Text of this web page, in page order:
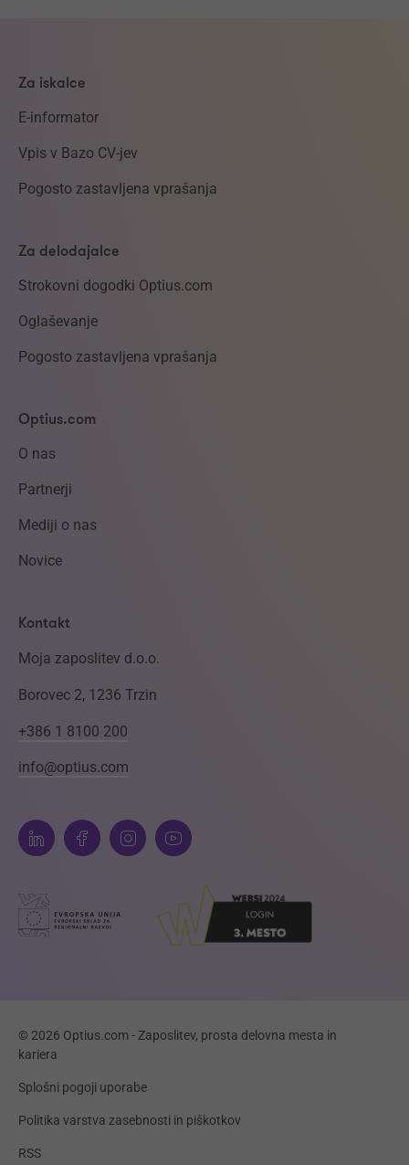
Za iskalce
E-informator
Vpis v Bazo CV-jev
Pogosto zastavljena vprašanja
Za delodajalce
Strokovni dogodki Optius.com
Oglaševanje
Pogosto zastavljena vprašanja
Optius.com
O nas
Partnerji
Mediji o nas
Novice
Kontakt
Moja zaposlitev d.o.o.
Borovec 2, 1236 Trzin
+386 1 8100 200
info@optius.com
© 2026 Optius.com - Zaposlitev, prosta delovna mesta in
kariera
Splošni pogoji uporabe
Politika varstva zasebnosti in piškotkov
RSS